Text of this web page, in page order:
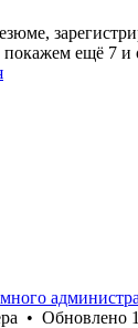
покажем ещё 7 и
• Обновлено